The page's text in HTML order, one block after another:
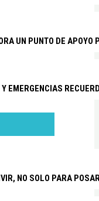
UN PUNTO DE
EMERGENCIAS
NO SOLO PARA